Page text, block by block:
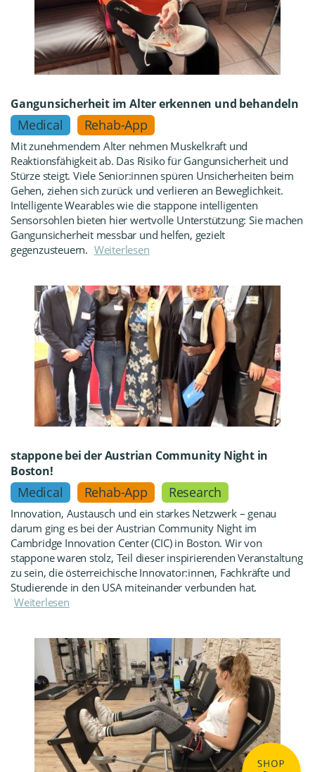
Gangunsicherheit im Alter erkennen und behandeln
Medical Rehab-App
Mit zunehmendem Alter nehmen Muskelkraft und
Reaktionsfähigkeit ab. Das Risiko für Gangunsicherheit und
Stürze steigt. Viele Senior:innen spüren Unsicherheiten beim
Gehen, ziehen sich zurück und verlieren an Beweglichkeit.
Intelligente Wearables wie die stappone intelligenten
Sensorsohlen bieten hier wertvolle Unterstützung: Sie machen
Gangunsicherheit messbar und helfen, gezielt
gegenzusteuern. Weiterlesen
stappone bei der Austrian Community Night in
Boston!
Medical Rehab-App Research
Innovation, Austausch und ein starkes Netzwerk – genau
darum ging es bei der Austrian Community Night im
Cambridge Innovation Center (CIC) in Boston. Wir von
stappone waren stolz, Teil dieser inspirierenden Veranstaltung
zu sein, die österreichische Innovator:innen, Fachkräfte und
Studierende in den USA miteinander verbunden hat.
Weiterlesen